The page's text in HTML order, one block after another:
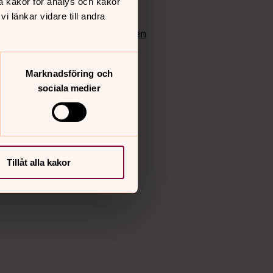
länkar vidare till andra
Marknadsföring och
sociala medier
Tillåt alla kakor
Instagram
Vimeo
Bloggportalen